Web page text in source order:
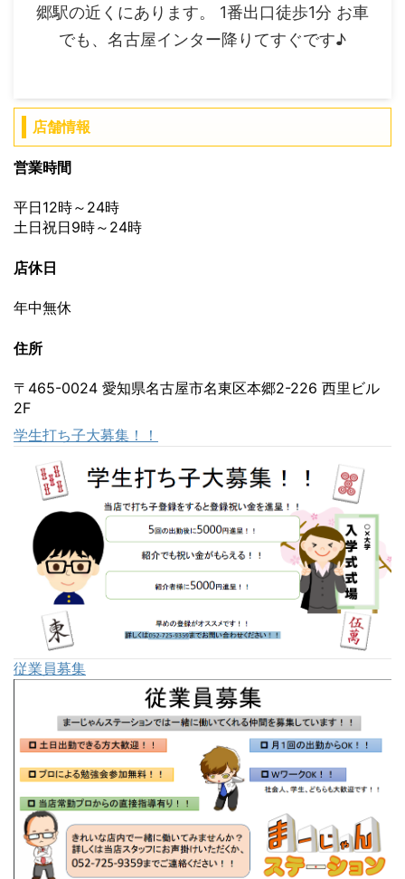
郷駅の近くにあります。 1番出口徒歩1分 お車
でも、名古屋インター降りてすぐです♪
店舗情報
営業時間
平日12時～24時
土日祝日9時～24時
店休日
年中無休
住所
〒465-0024 愛知県名古屋市名東区本郷2-226 西里ビル
2F
学生打ち子大募集！！
従業員募集